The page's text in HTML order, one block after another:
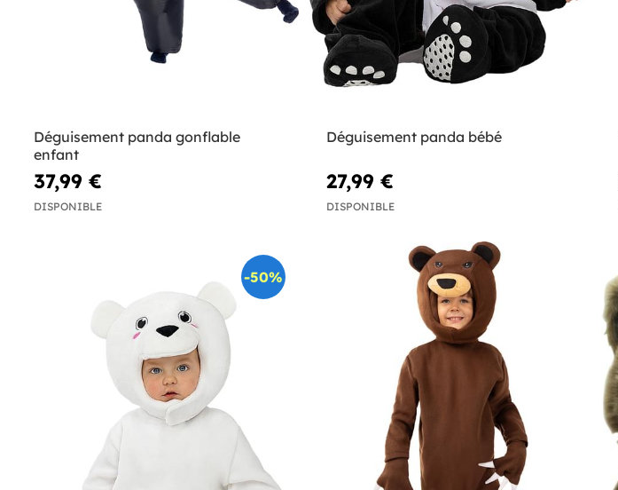
Déguisement panda gonflable
enfant
37,99 €
DISPONIBLE
Déguisement panda bébé
27,99 €
DISPONIBLE
-50%